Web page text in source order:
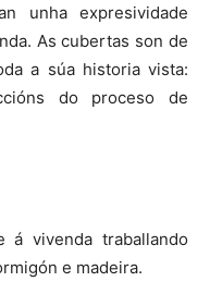
unha expresividade
As cubertas son de
a súa historia vista:
do proceso de
á vivenda traballando
e madeira.